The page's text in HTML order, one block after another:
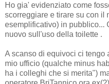
Ho gia' evidenziato come
scorreggiare e tirare su con il
esemplificativo) in pubblico...
nuovo sull'uso della toilette .
A scanso di equivoci ci tengo
mio ufficio (qualche minus
ha i colleghi che si merita")